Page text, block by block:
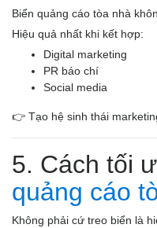
Biển quảng cáo tòa nhà
Hiệu quả nhất khi kết hợp:
Digital marketing
PR báo chí
Social media
👉 Tạo hệ sinh thái
5. Cách tối
quảng cáo
Không phải cứ treo biển là